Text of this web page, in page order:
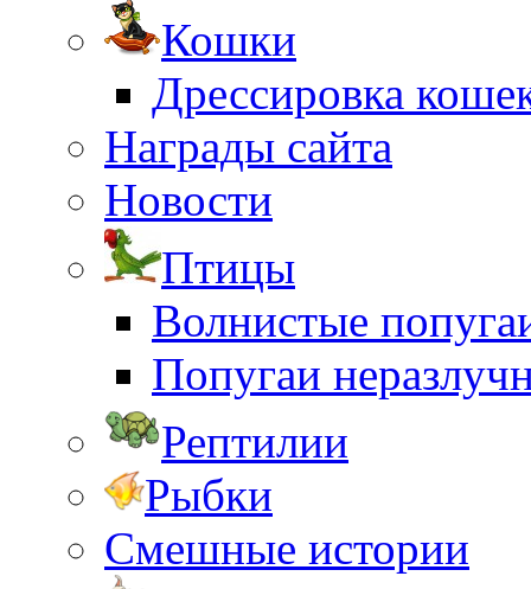
Кошки
Дрессировка
Награды сайта
Новости
Птицы
Волнистые
Попугаи
Рептилии
Рыбки
Смешные истории